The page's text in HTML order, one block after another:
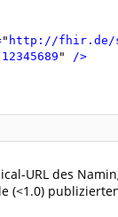
" http://fhir.de/
12345689 "
/>
URL des
(<1.0)